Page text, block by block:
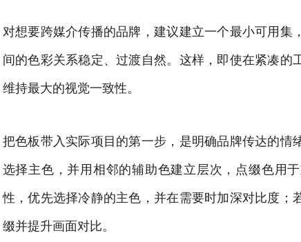
对想要跨媒介传播的品牌，建议建立一个最小可用集
间的色彩关系稳定、过渡自然。这样，即使在紧凑的
维持最大的视觉一致性。
把色板带入实际项目的第一步，是明确品牌传达的情
选择主色，并用相邻的辅助色建立层次，点缀色用
性，优先选择冷静的主色，并在需要时加深对比度；
缀并提升画面对比。